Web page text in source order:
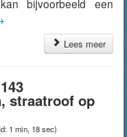
bijvoorbeeld een
Lees meer
straatroof op
1 min, 18 sec)